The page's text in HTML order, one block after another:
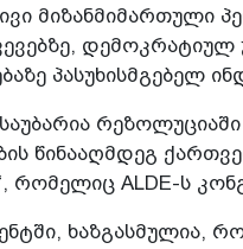
მიზანმიმართული
დემოკრატიულ
პასუხისმგებელ
საუბარია
წინააღმდეგ
რომელიც ALDE-ს
ხაზგასმულია,